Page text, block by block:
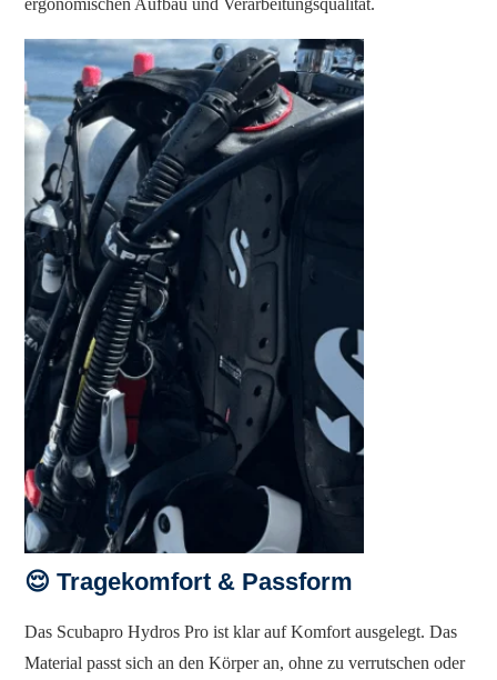
😌 Tragekomfort & Passform
Das Scubapro Hydros Pro ist klar auf Komfort ausgelegt. Das
Material passt sich an den Körper an, ohne zu verrutschen oder